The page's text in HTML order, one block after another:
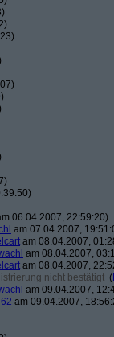
06.04.2007, 22:59:20)
am 07.04.2007,
am 08.04.2007,
am 08.04.2007,
am 08.04.2007,
nicht bestätigt (
am 09.04.2007,
am 09.04.2007,